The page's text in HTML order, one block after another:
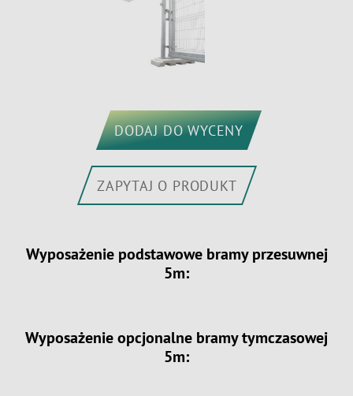
DODAJ DO WYCENY
ZAPYTAJ O PRODUKT
Wyposażenie podstawowe bramy przesuwnej
5m:
Wyposażenie opcjonalne bramy tymczasowej
5m: